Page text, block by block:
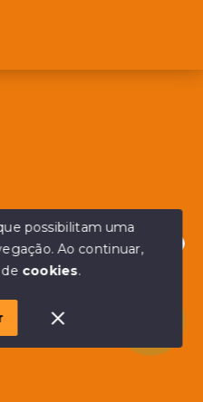
Olá! em posso ajudar?
- Todos os direitos
possibilitam uma
Ao continuar,
cookies.